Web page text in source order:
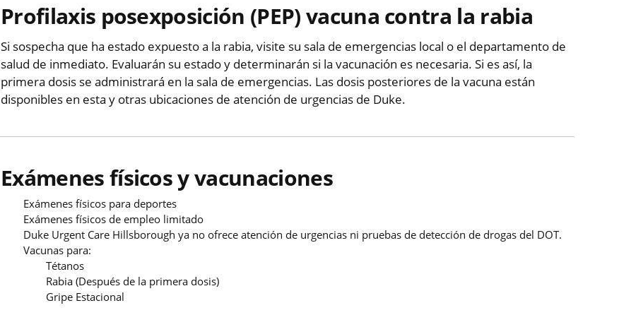
Profilaxis posexposición (PEP) vacuna contra la rabia
Si sospecha que ha estado expuesto a la rabia, visite su sala de emergencias local o el departamento de
salud de inmediato. Evaluarán su estado y determinarán si la vacunación es necesaria. Si es así, la
primera dosis se administrará en la sala de emergencias. Las dosis posteriores de la vacuna están
disponibles en esta y otras ubicaciones de atención de urgencias de Duke.
Exámenes físicos y vacunaciones
Exámenes físicos para deportes
Exámenes físicos de empleo limitado
Duke Urgent Care Hillsborough ya no ofrece atención de urgencias ni pruebas de detección de drogas del DOT.
Vacunas para:
Tétanos
Rabia (Después de la primera dosis)
Gripe Estacional